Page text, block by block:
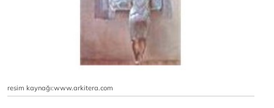
resim kaynağı:www.arkitera.com